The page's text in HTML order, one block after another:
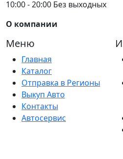
10:00 - 20:00 Без выходных
О компании
Меню
Главная
Каталог
Отправка в Регионы
Выкуп Авто
Контакты
Автосервис